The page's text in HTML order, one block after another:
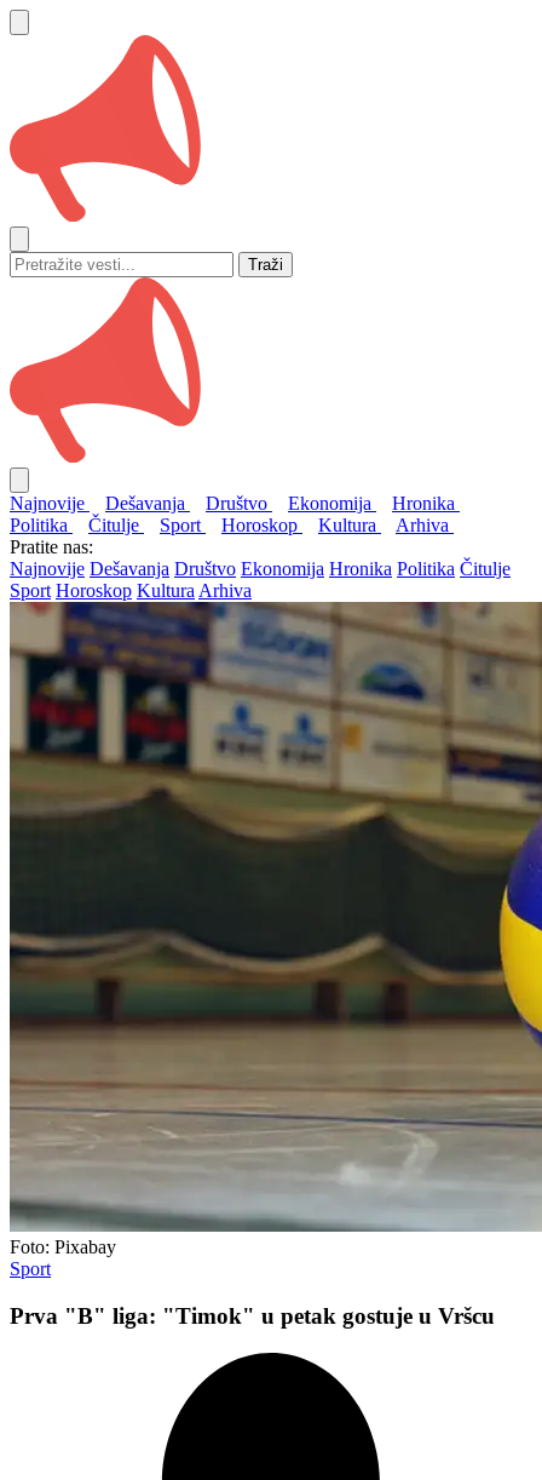
Traži
Najnovije Dešavanja Društvo Ekonomija
Hronika
Politika
Čitulje Sport Horoskop Kultura
Arhiva
Pratite nas:
Najnovije Dešavanja Društvo Ekonomija Hronika Politika Čitulje
Sport Horoskop Kultura Arhiva
Foto: Pixabay
Sport
Prva "B" liga: "Timok" u petak gostuje u Vršcu